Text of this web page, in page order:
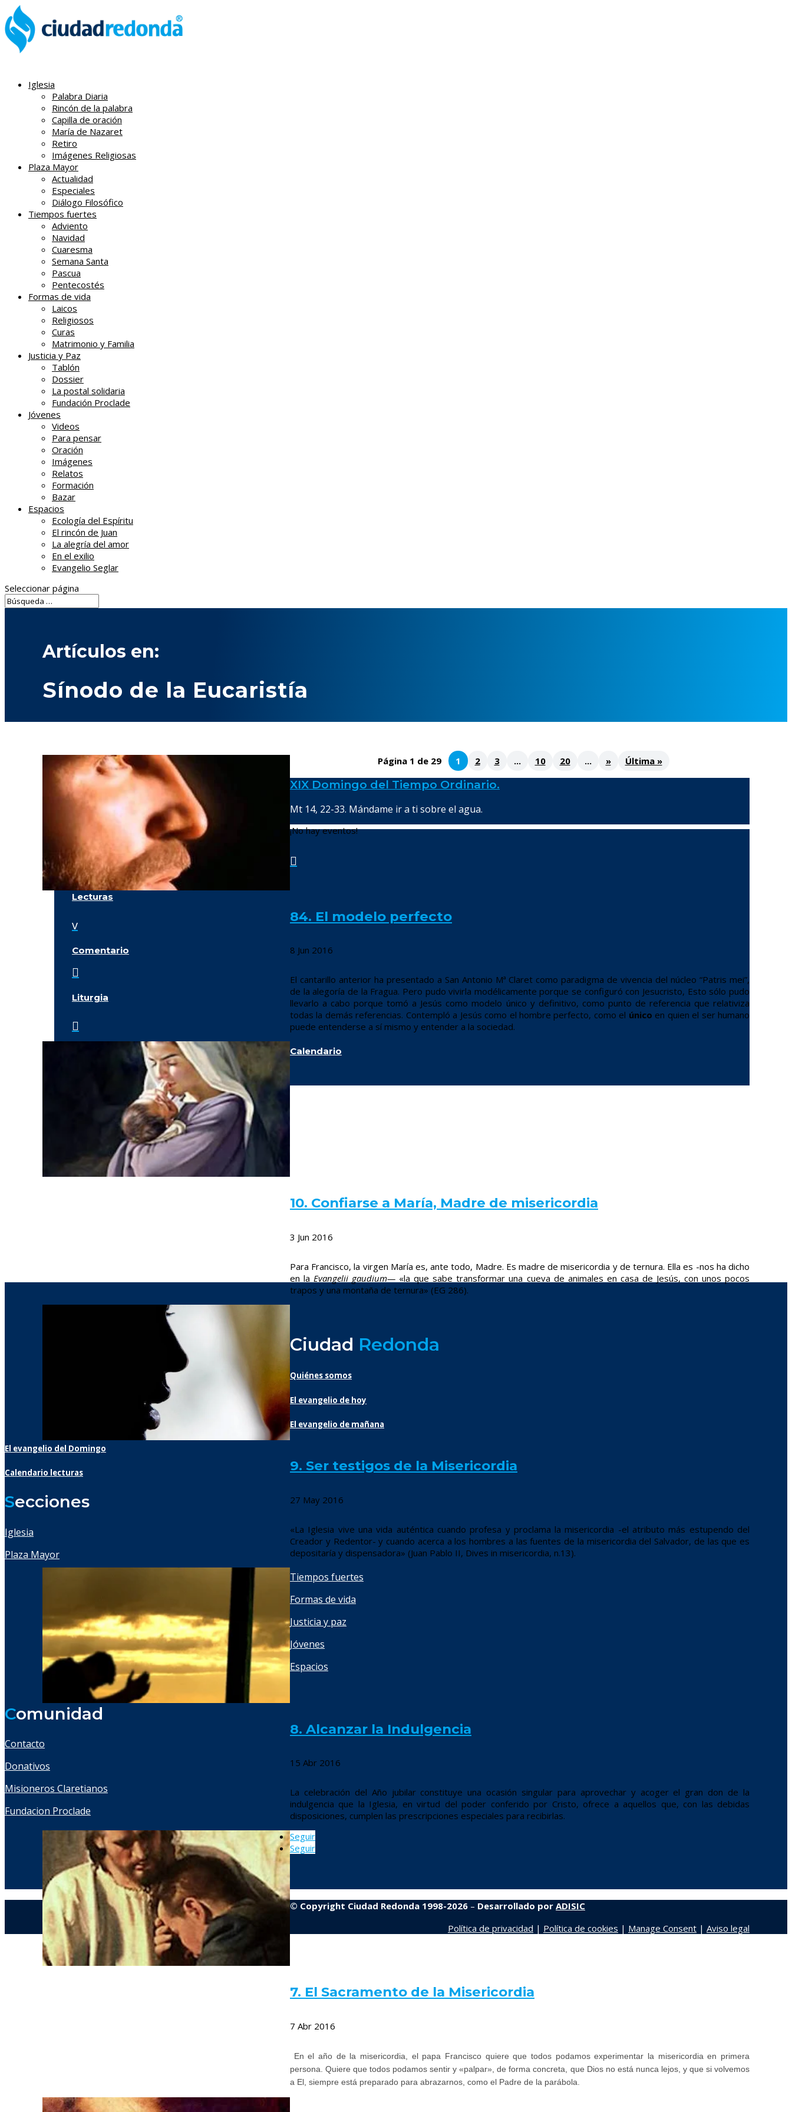
Iglesia
Palabra Diaria
Rincón de la palabra
Capilla de oración
María de Nazaret
Retiro
Imágenes Religiosas
Plaza Mayor
Actualidad
Especiales
Diálogo Filosófico
Tiempos fuertes
Adviento
Navidad
Cuaresma
Semana Santa
Pascua
Pentecostés
Formas de vida
Laicos
Religiosos
Curas
Matrimonio y Familia
Justicia y Paz
Tablón
Dossier
La postal solidaria
Fundación Proclade
Jóvenes
Videos
Para pensar
Oración
Imágenes
Relatos
Formación
Bazar
Espacios
Ecología del Espíritu
El rincón de Juan
La alegría del amor
En el exilio
Evangelio Seglar
Seleccionar página
Artículos en:
Sínodo de la Eucaristía
84. El modelo perfecto
8 Jun 2016
El cantarillo anterior ha presentado a San Antonio Mª Claret como paradigma de vivencia del núcleo “Patris mei”,
de la alegoría de la Fragua. Pero pudo vivirla modélicamente porque se configuró con Jesucristo, Esto sólo pudo
llevarlo a cabo porque tomó a Jesús como modelo único y definitivo, como punto de referencia que relativiza
todas la demás referencias. Contempló a Jesús como el hombre perfecto, como el único en quien el ser humano
puede entenderse a sí mismo y entender a la sociedad.
10. Confiarse a María, Madre de misericordia
3 Jun 2016
Para Francisco, la virgen María es, ante todo, Madre. Es madre de misericordia y de ternura. Ella es -nos ha dicho
en la Evangelii gaudium— «la que sabe transformar una cueva de animales en casa de Jesús, con unos pocos
trapos y una montaña de ternura» (EG 286).
9. Ser testigos de la Misericordia
27 May 2016
«La Iglesia vive una vida auténtica cuando profesa y proclama la misericordia -el atributo más estupendo del
Creador y Redentor- y cuando acerca a los hombres a las fuentes de la misericordia del Salvador, de las que es
depositaría y dispensadora» (Juan Pablo II, Dives in misericordia, n.13).
8. Alcanzar la Indulgencia
15 Abr 2016
La celebración del Año jubilar constituye una ocasión singular para aprovechar y acoger el gran don de la
indulgencia que la Iglesia, en virtud del poder conferido por Cristo, ofrece a aquellos que, con las debidas
disposiciones, cumplen las prescripciones especiales para recibirlas.
7. El Sacramento de la Misericordia
7 Abr 2016
En el año de la misericordia, el papa Francisco quiere que todos podamos experimentar la misericordia en primera
persona. Quiere que todos podamos sentir y «palpar», de forma concreta, que Dios no está nunca lejos, y que si volvemos
a El, siempre está preparado para abrazarnos, como el Padre de la parábola.
Página 1 de 29 1 2 3 ... 10 20 ... » Última »
XIX Domingo del Tiempo Ordinario.
Mt 14, 22-33. Mándame ir a ti sobre el agua.
¡No hay eventos!

Lecturas
v
Comentario

Liturgia

Calendario
Ciudad Redonda
Quiénes somos
El evangelio de hoy
El evangelio de mañana
El evangelio del Domingo
Calendario lecturas
Secciones
Iglesia
Plaza Mayor
Tiempos fuertes
Formas de vida
Justicia y paz
Jóvenes
Espacios
Comunidad
Contacto
Donativos
Misioneros Claretianos
Fundacion Proclade
Seguir
Seguir
© Copyright Ciudad Redonda 1998-2026 – Desarrollado por ADISIC
Política de privacidad | Política de cookies | Manage Consent | Aviso legal